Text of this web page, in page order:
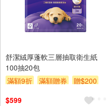
舒潔絨厚蓬軟三層抽取衛生紙
100抽20包
滿額9折
滿額贈券
贈$200
$599